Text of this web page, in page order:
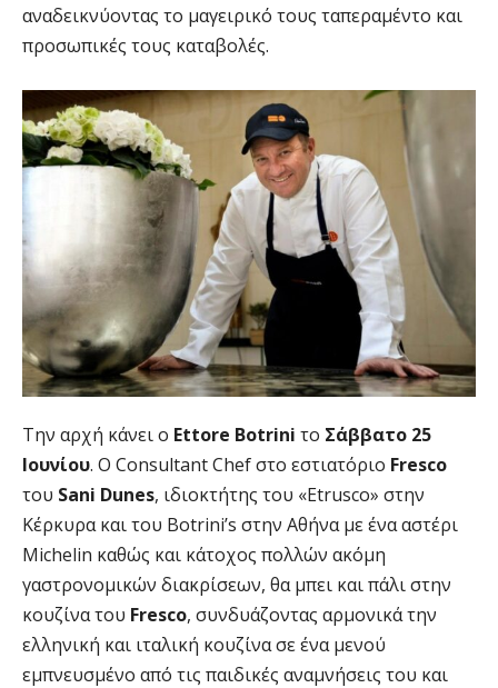
αναδεικνύοντας το μαγειρικό τους ταπεραμέντο και
προσωπικές τους καταβολές.
Την αρχή κάνει ο Ettore Botrini το Σάββατο 25
Ιουνίου. Ο Consultant Chef στο εστιατόριο Fresco
του Sani Dunes, ιδιοκτήτης του «Etrusco» στην
Κέρκυρα και του Botrini’s στην Αθήνα με ένα αστέρι
Michelin καθώς και κάτοχος πολλών ακόμη
γαστρονομικών διακρίσεων, θα μπει και πάλι στην
κουζίνα του Fresco, συνδυάζοντας αρμονικά την
ελληνική και ιταλική κουζίνα σε ένα μενού
εμπνευσμένο από τις παιδικές αναμνήσεις του και